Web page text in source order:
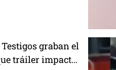
Testigos graban el
tráiler impacta